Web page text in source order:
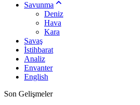
Savunma
Deniz
Hava
Kara
Savaş
İstihbarat
Analiz
Envanter
English
Son Gelişmeler